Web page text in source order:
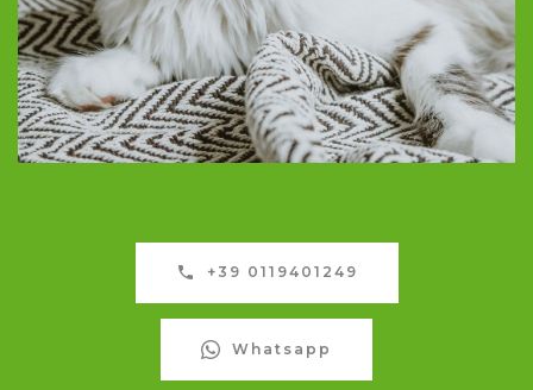
+39 0119401249
Whatsapp